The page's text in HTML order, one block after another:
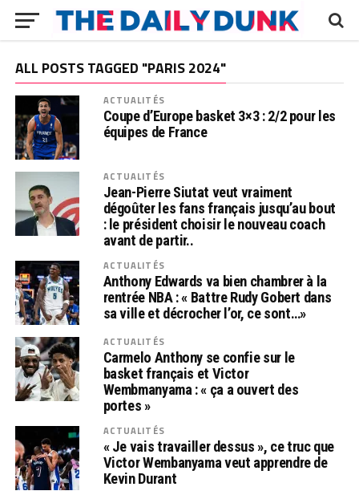
ALL POSTS TAGGED "PARIS 2024"
ACTUALITÉS
Coupe d’Europe basket 3×3 : 2/2 pour les
équipes de France
ACTUALITÉS
Jean-Pierre Siutat veut vraiment
dégoûter les fans français jusqu’au bout
: le président choisir le nouveau coach
avant de partir..
ACTUALITÉS
Anthony Edwards va bien chambrer à la
rentrée NBA : « Battre Rudy Gobert dans
sa ville et décrocher l’or, ce sont…»
ACTUALITÉS
Carmelo Anthony se confie sur le
basket français et Victor
Wembmanyama : « ça a ouvert des
portes »
ACTUALITÉS
« Je vais travailler dessus », ce truc que
Victor Wembanyama veut apprendre de
Kevin Durant